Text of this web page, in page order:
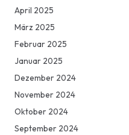
April 2025
März 2025
Februar 2025
Januar 2025
Dezember 2024
November 2024
Oktober 2024
September 2024